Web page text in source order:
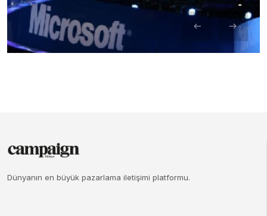
Dünyanın en büyük pazarlama iletişimi platformu.